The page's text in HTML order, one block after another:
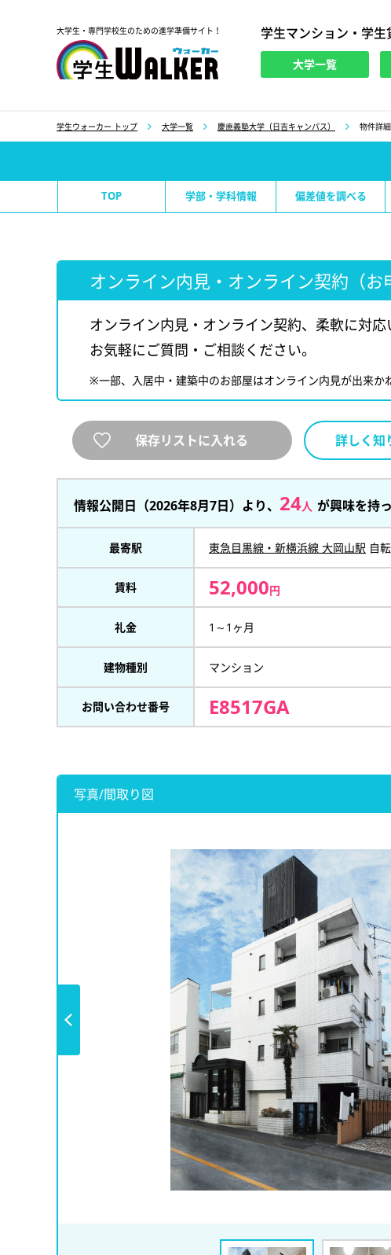
大学生・専門学校生のための進学準備サイト！ 学生マンション・学
大学一覧
学生ウォーカー トップ 大学一覧 慶應義塾大学（日吉キャンパス） 物件詳
TOP 学部・学科情報 偏差値を調べる
オンライン内見・オンライン契約（お
オンライン内見・オンライン契約、柔軟に対応
お気軽にご質問・ご相談ください。
※一部、入居中・建築中のお部屋はオンライン内見が出来か
保存リストに入れる 詳しく知
情報公開日（2026年8月7日）より、 24人 が興味を持
最寄駅 東急目黒線・新横浜線 大岡山駅 自
賃料 52,000円
礼金 1～1ヶ月
建物種別 マンション
お問い合わせ番号 E8517GA
写真/間取り図